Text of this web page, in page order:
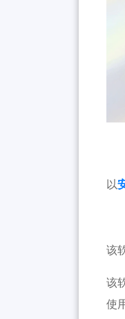
以
该
该
使